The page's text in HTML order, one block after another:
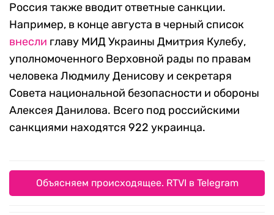
Россия также вводит ответные санкции.
Например, в конце августа в черный список
внесли главу МИД Украины Дмитрия Кулебу,
уполномоченного Верховной рады по правам
человека Людмилу Денисову и секретаря
Совета национальной безопасности и обороны
Алексея Данилова. Всего под российскими
санкциями находятся 922 украинца.
Объясняем происходящее. RTVI в Telegram